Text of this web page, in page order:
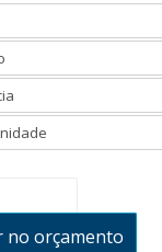
no orçamento